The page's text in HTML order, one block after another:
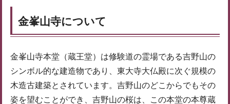
金峯山寺について
金峯山寺本堂（蔵王堂）は修験道の霊場である吉野山の
シンボル的な建造物であり、東大寺大仏殿に次ぐ規模の
木造古建築とされています。吉野山のどこからでもその
姿を望むことができ、吉野山の桜は、この本堂の本尊蔵